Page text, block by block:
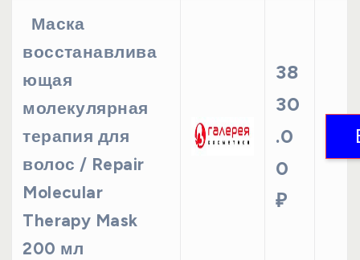
Маска
восстанавлива
ющая
молекулярная
терапия для
волос / Repair
Molecular
Therapy Mask
200 мл
38
30
.0
0
₽